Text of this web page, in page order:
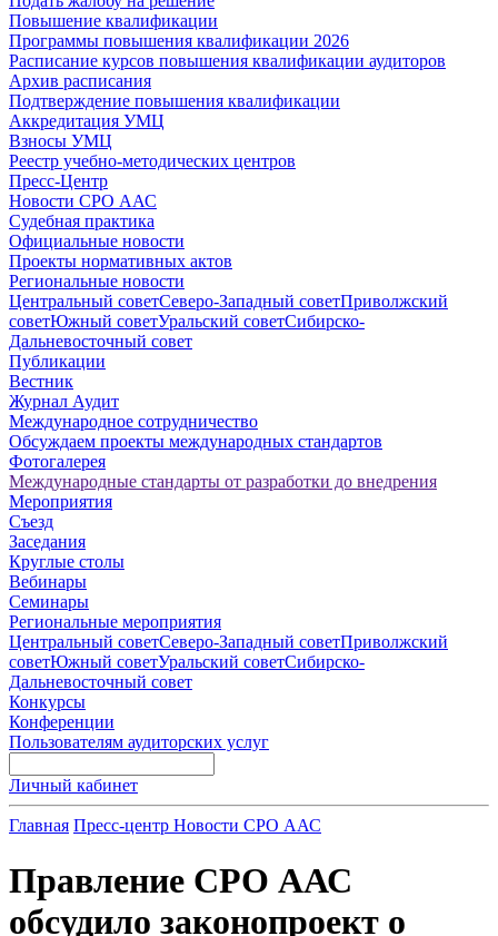
Повышение квалификации
Программы повышения квалификации 2026
Расписание курсов повышения квалификации аудиторов
Архив расписания
Подтверждение повышения квалификации
Аккредитация УМЦ
Взносы УМЦ
Реестр учебно-методических центров
Пресс-Центр
Новости СРО ААС
Судебная практика
Официальные новости
Проекты нормативных актов
Региональные новости
Центральный советСеверо-Западный советПриволжский
советЮжный советУральский советСибирско-
Дальневосточный совет
Публикации
Вестник
Журнал Аудит
Международное сотрудничество
Обсуждаем проекты международных стандартов
Фотогалерея
Международные стандарты от разработки до внедрения
Мероприятия
Съезд
Заседания
Круглые столы
Вебинары
Семинары
Региональные мероприятия
Центральный советСеверо-Западный советПриволжский
советЮжный советУральский советСибирско-
Дальневосточный совет
Конкурсы
Конференции
Пользователям аудиторских услуг
Личный кабинет
Главная Пресс-центр Новости СРО ААС
Правление СРО ААС
обсудило законопроект о